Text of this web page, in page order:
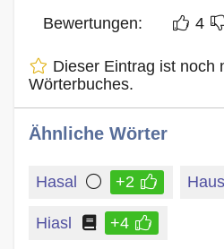
Bewertungen:
4
Dieser Eintrag ist noch
Wörterbuches.
Ähnliche Wörter
Hasal +2 Hausl
Hiasl +4